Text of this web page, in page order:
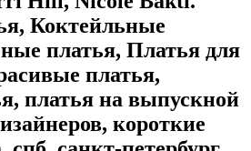
Коктейльные
платья, Платья для
платья,
платья на выпускной
короткие